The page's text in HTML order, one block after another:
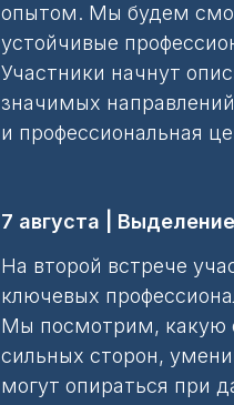
опытом. Мы будем
устойчивые
Участники начнут
значимых
и профессиональная
7 августа |
На второй встрече
ключевых
Мы посмотрим, какую
сильных сторон,
могут опираться при